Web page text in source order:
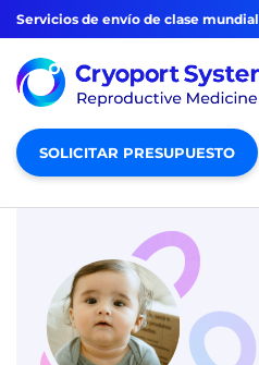
Servicios de envío de clase mundial
SOLICITAR PRESUPUESTO